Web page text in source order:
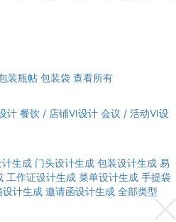
装瓶帖 包装袋 查看所有
计 餐饮 / 店铺VI设计 会议 / 活动VI设
生成 门头设计生成 包装设计生成 易
工作证设计生成 菜单设计生成 手提袋
设计生成 邀请函设计生成 全部类型